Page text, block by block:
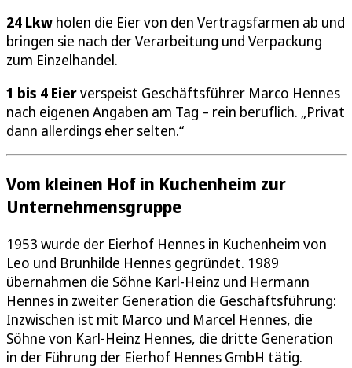
24 Lkw holen die Eier von den Vertragsfarmen ab und
bringen sie nach der Verarbeitung und Verpackung
zum Einzelhandel.
1 bis 4 Eierverspeist Geschäftsführer Marco Hennes
nach eigenen Angaben am Tag – rein beruflich. „Privat
dann allerdings eher selten.“
Vom kleinen Hof in Kuchenheim zur
Unternehmensgruppe
1953 wurde der Eierhof Hennes in Kuchenheim von
Leo und Brunhilde Hennes gegründet. 1989
übernahmen die Söhne Karl-Heinz und Hermann
Hennes in zweiter Generation die Geschäftsführung:
Inzwischen ist mit Marco und Marcel Hennes, die
Söhne von Karl-Heinz Hennes, die dritte Generation
in der Führung der Eierhof Hennes GmbH tätig.